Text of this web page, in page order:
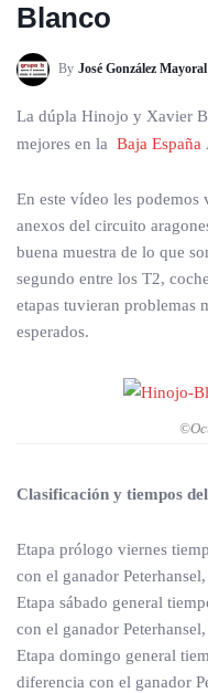
Blanco
By José González Mayoral
La dúpla Hinojo y Xavier
mejores en la Baja España
En este vídeo les podemos
anexos del circuito
buena muestra de lo que
segundo entre los T2,
etapas tuvieran problemas
esperados.
Clasificación y tiempos
Etapa prólogo viernes
con el ganador
Etapa sábado general
con el ganador
Etapa domingo general
diferencia con el ganador